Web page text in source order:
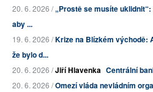
20. 6. 2026 /„Prostě se musíte
aby ...
19. 6. 2026 /Krize na Blízkém východě:
že bylo d...
20. 6. 2026 /Jiří Hlavenka Centrální
20. 6. 2026 /Omezí vláda nevládním